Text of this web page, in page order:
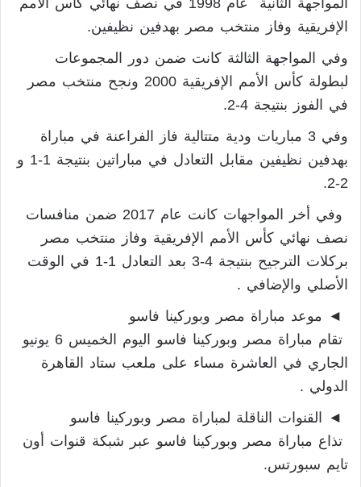
المواجهة الثانية عام 1998 في نصف نهائي كأس الأمم
الإفريقية وفاز منتخب مصر بهدفين نظيفين.
وفي المواجهة الثالثة كانت ضمن دور المجموعات
لبطولة كأس الأمم الإفريقية 2000 ونجح منتخب مصر
في الفوز بنتيجة 4-2.
وفي 3 مباريات ودية متتالية فاز الفراعنة في مباراة
بهدفين نظيفين مقابل التعادل في مباراتين بنتيجة 1-1 و
2-2.
وفي أخر المواجهات كانت عام 2017 ضمن منافسات
نصف نهائي كأس الأمم الإفريقية وفاز منتخب مصر
بركلات الترجيح بنتيجة 4-3 بعد التعادل 1-1 في الوقت
الأصلي والإضافي .
◄ موعد مباراة مصر وبوركينا فاسو
تقام مباراة مصر وبوركينا فاسو اليوم الخميس 6 يونيو
الجاري في العاشرة مساء على ملعب ستاد القاهرة
الدولي .
◄ القنوات الناقلة لمباراة مصر وبوركينا فاسو
تذاع مباراة مصر وبوركينا فاسو عبر شبكة قنوات أون
تايم سبورتس.